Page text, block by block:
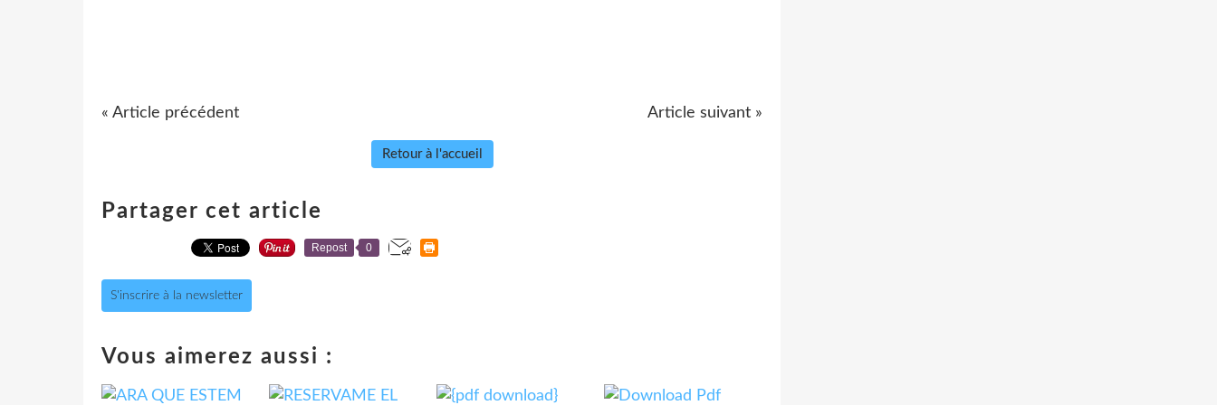
« Article précédent Article suivant »
Retour à l'accueil
Partager cet article
Repost 0
S'inscrire à la newsletter
Vous aimerez aussi :